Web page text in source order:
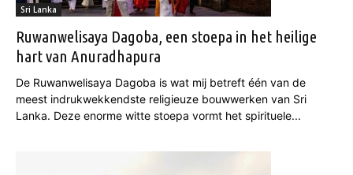
Sri Lanka
Ruwanwelisaya Dagoba, een stoepa in het heilige
hart van Anuradhapura
De Ruwanwelisaya Dagoba is wat mij betreft één van de
meest indrukwekkendste religieuze bouwwerken van Sri
Lanka. Deze enorme witte stoepa vormt het spirituele...